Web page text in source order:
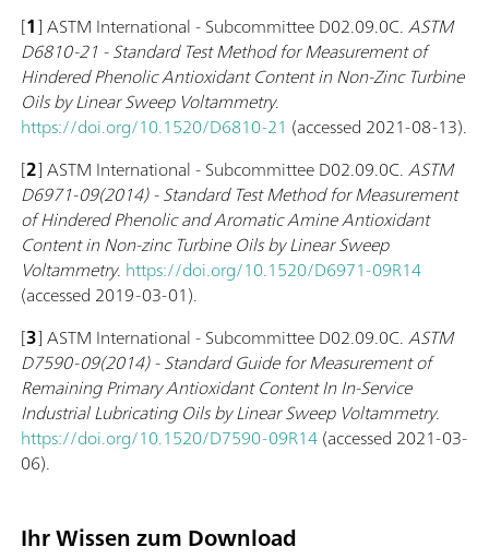
[1] ASTM International - Subcommittee D02.09.0C.ASTM
D6810-21 - Standard Test Method for Measurement of
Hindered Phenolic Antioxidant Content in Non-Zinc Turbine
Oils by Linear Sweep Voltammetry.
https://doi.org/10.1520/D6810-21 (accessed 2021-08-13).
[2] ASTM International - Subcommittee D02.09.0C.ASTM
D6971-09(2014) - Standard Test Method for Measurement
of Hindered Phenolic and Aromatic Amine Antioxidant
Content in Non-zinc Turbine Oils by Linear Sweep
Voltammetry. https://doi.org/10.1520/D6971-09R14
(accessed 2019-03-01).
[3] ASTM International - Subcommittee D02.09.0C.ASTM
D7590-09(2014) - Standard Guide for Measurement of
Remaining Primary Antioxidant Content In In-Service
Industrial Lubricating Oils by Linear Sweep Voltammetry.
https://doi.org/10.1520/D7590-09R14(accessed 2021-03-
06).
Ihr Wissen zum Download